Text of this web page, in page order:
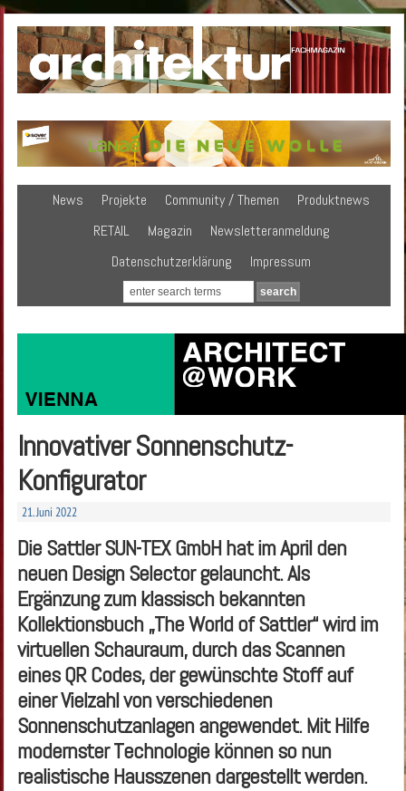
News Projekte Community / Themen
Produktnews
RETAIL
Magazin
Newsletteranmeldung
Datenschutzerklärung
Impressum
Innovativer Sonnenschutz-
Konfigurator
21. Juni 2022
Die Sattler SUN-TEX GmbH hat im April den
neuen Design Selector gelauncht. Als
Ergänzung zum klassisch bekannten
Kollektionsbuch „The World of Sattler“ wird im
virtuellen Schauraum, durch das Scannen
eines QR Codes, der gewünschte Stoff auf
einer Vielzahl von verschiedenen
Sonnenschutzanlagen angewendet. Mit Hilfe
modernster Technologie können so nun
realistische Hausszenen dargestellt werden.